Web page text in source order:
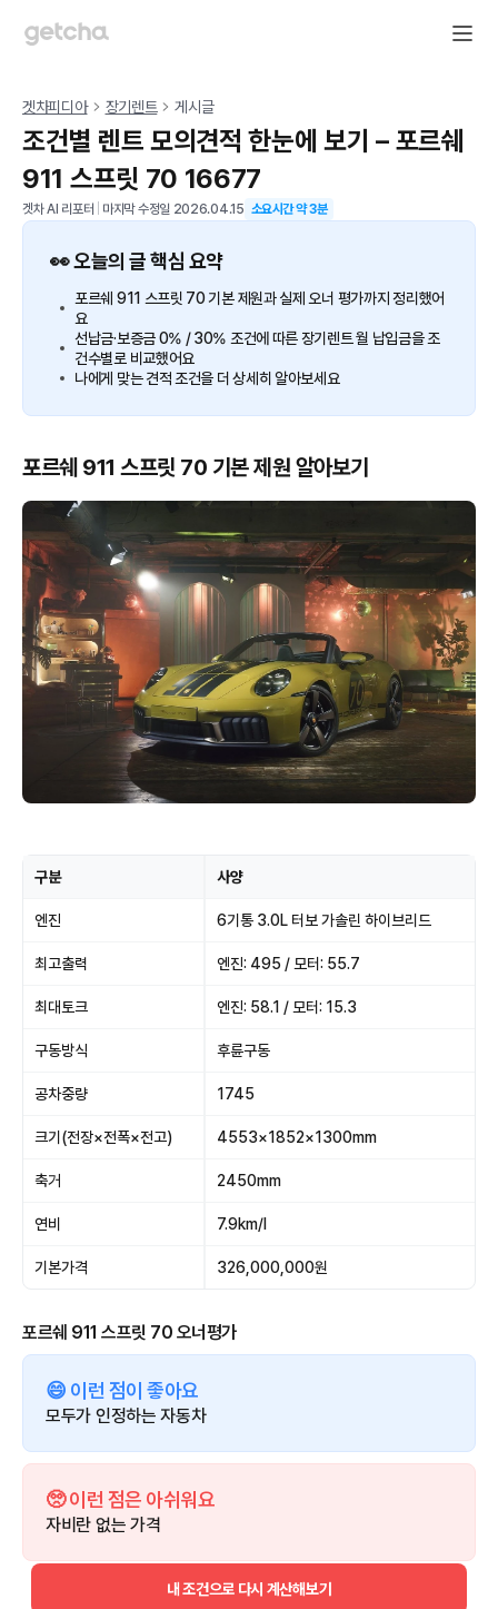
겟차피디아 장기렌트 게시글
조건별 렌트 모의견적 한눈에 보기 – 포르쉐
911 스프릿 70 16677
겟차 AI 리포터 마지막 수정일 2026.04.15 소요시간 약3분
👀 오늘의 글 핵심 요약
포르쉐 911 스프릿 70 기본 제원과 실제 오너 평가까지 정리했어
요
선납금·보증금 0% / 30% 조건에 따른 장기렌트 월 납입금을 조
건수별로 비교했어요
나에게 맞는 견적 조건을 더 상세히 알아보세요
포르쉐 911 스프릿 70 기본 제원 알아보기
구분 사양
엔진 6기통 3.0L 터보 가솔린 하이브리드
최고출력 엔진: 495 / 모터: 55.7
최대토크 엔진: 58.1 / 모터: 15.3
구동방식 후륜구동
공차중량 1745
크기(전장×전폭×전고) 4553×1852×1300mm
축거 2450mm
연비 7.9km/l
기본가격 326,000,000원
포르쉐 911 스프릿 70 오너평가
😄 이런 점이 좋아요
모두가 인정하는 자동차
🥺 이런 점은 아쉬워요
자비란 없는 가격
내 조건으로 다시 계산해보기